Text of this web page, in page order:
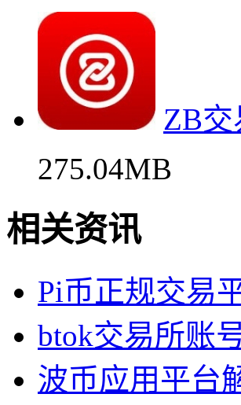
ZB
275.04MB
相关资讯
Pi币正规交易
btok交易所账
波币应用平台